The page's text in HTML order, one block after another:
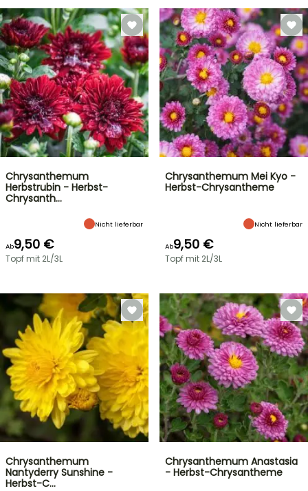
Chrysanthemum
Herbstrubin - Herbst-
Chrysanth…
Nicht lieferbar
Ab9,50 €
Topf mit 2L/3L
Chrysanthemum Mei Kyo -
Herbst-Chrysantheme
Nicht lieferbar
Ab9,50 €
Topf mit 2L/3L
Chrysanthemum
Nantyderry Sunshine -
Herbst-C…
Chrysanthemum Anastasia
- Herbst-Chrysantheme